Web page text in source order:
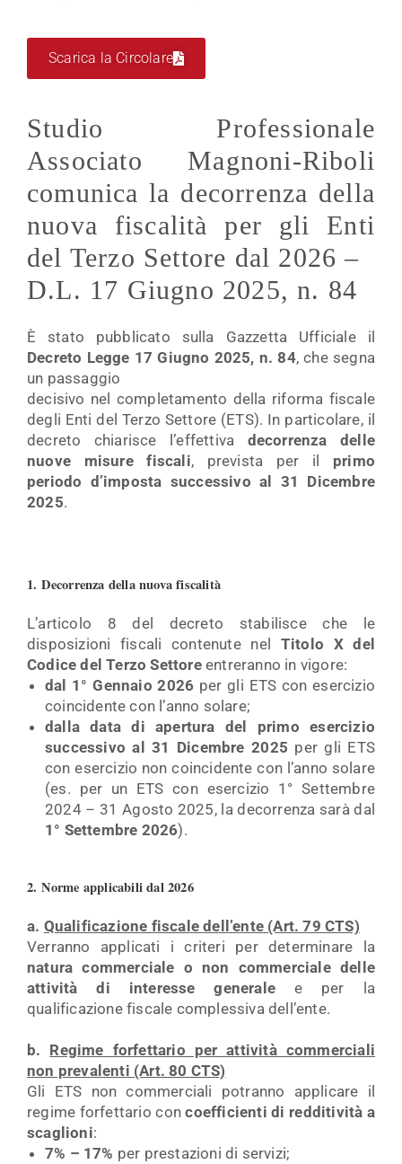
Scarica la Circolare
Studio Professionale
Associato Magnoni-Riboli
comunica la decorrenza della
nuova fiscalità per gli Enti
del Terzo Settore dal 2026 –
D.L. 17 Giugno 2025, n. 84
È stato pubblicato sulla Gazzetta Ufficiale il
Decreto Legge 17 Giugno 2025, n. 84, che segna
un passaggio
decisivo nel completamento della riforma fiscale
degli Enti del Terzo Settore (ETS). In particolare, il
decreto chiarisce l’effettiva decorrenza delle
nuove misure fiscali, prevista per il primo
periodo d’imposta successivo al 31 Dicembre
2025.
1. Decorrenza della nuova fiscalità
L’articolo 8 del decreto stabilisce che le
disposizioni fiscali contenute nel Titolo X del
Codice del TerzoSettoreentreranno in vigore:
dal 1° Gennaio 2026 per gli ETS con esercizio
coincidente con l’anno solare;
dalla data di apertura del primo esercizio
successivo al 31 Dicembre 2025 per gli ETS
con esercizio non coincidente con l’anno solare
(es. per un ETS con esercizio 1° Settembre
2024 – 31 Agosto 2025, la decorrenza sarà dal
1° Settembre 2026).
2. Norme applicabili dal 2026
a. Qualificazione fiscale dell’ente (Art. 79 CTS)
Verranno applicati i criteri per determinare la
natura commerciale o non commerciale delle
attività di interesse generale e per la
qualificazione fiscale complessiva dell’ente.
b. Regime forfettario per attività commerciali
non prevalenti (Art. 80 CTS)
Gli ETS non commerciali potranno applicare il
regime forfettario concoefficienti di redditività a
scaglioni:
7% – 17% per prestazioni di servizi;